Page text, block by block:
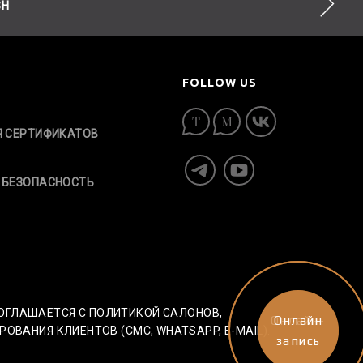
СЕРТИФИКАТОВ
FOLLOW US
С ПОЛИТИКОЙ САЛОНОВ,
КЛИЕНТОВ (СМС, WHATSAPP, E-MAIL).
Онлайн-
запись
Онлайн
запись